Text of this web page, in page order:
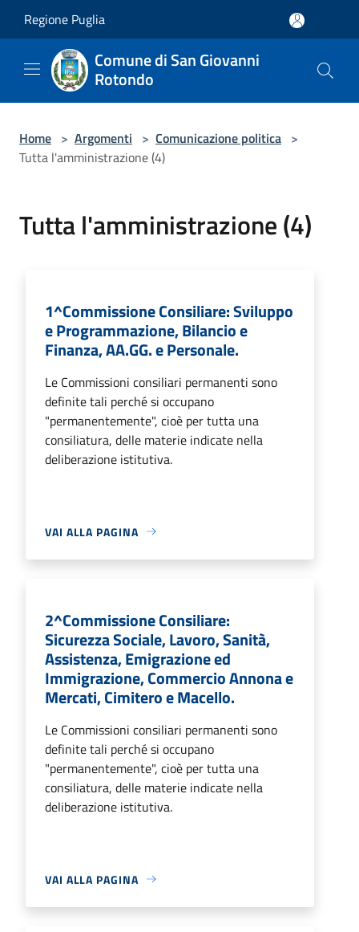
Regione Puglia
Comune di San Giovanni
Rotondo
Home > Argomenti > Comunicazione politica >
Tutta l'amministrazione (4)
Tutta l'amministrazione (4)
1^Commissione Consiliare: Sviluppo
e Programmazione, Bilancio e
Finanza, AA.GG. e Personale.
Le Commissioni consiliari permanenti sono
definite tali perché si occupano
"permanentemente", cioè per tutta una
consiliatura, delle materie indicate nella
deliberazione istitutiva.
VAI ALLA PAGINA
2^Commissione Consiliare:
Sicurezza Sociale, Lavoro, Sanità,
Assistenza, Emigrazione ed
Immigrazione, Commercio Annona e
Mercati, Cimitero e Macello.
Le Commissioni consiliari permanenti sono
definite tali perché si occupano
"permanentemente", cioè per tutta una
consiliatura, delle materie indicate nella
deliberazione istitutiva.
VAI ALLA PAGINA